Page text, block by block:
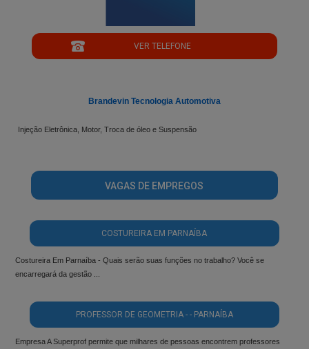
VER TELEFONE
Brandevin Tecnologia Automotiva
Injeção Eletrônica, Motor, Troca de óleo e Suspensão
VAGAS DE EMPREGOS
COSTUREIRA EM PARNAÍBA
Costureira Em Parnaíba - Quais serão suas funções no trabalho? Você se
encarregará da gestão ...
PROFESSOR DE GEOMETRIA - - PARNAÍBA
Empresa A Superprof permite que milhares de pessoas encontrem professores